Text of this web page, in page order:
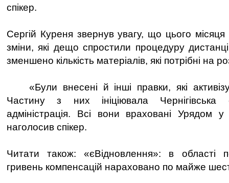
спікер.
Сергій Куреня звернув увагу, що цього місяця
зміни, які дещо спростили процедуру
зменшено кількість матеріалів, які потрібні на
«Були внесені й інші правки, які
Частину з них ініціювала Чернігівська
адміністрація. Всі вони враховані Урядом
наголосив спікер.
Читати також: «єВідновлення»: в області
гривень компенсацій нараховано по майже